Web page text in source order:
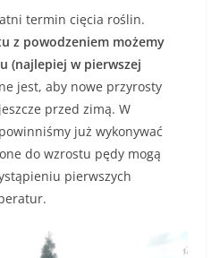
termin cięcia roślin.
z powodzeniem możemy
(najlepiej w pierwszej
jest, aby nowe przyrosty
przed zimą. W
już wykonywać
do wzrostu pędy mogą
pierwszych